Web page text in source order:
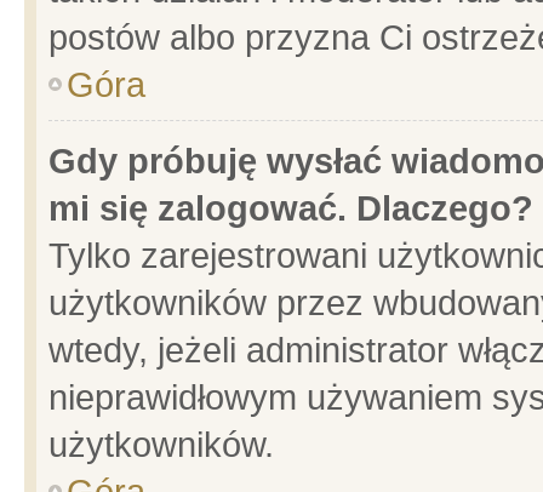
postów albo przyzna Ci
Góra
Gdy próbuję wysłać
mi się zalogować. Dlaczego?
Tylko zarejestrowani
użytkowników przez
wtedy, jeżeli administrator
nieprawidłowym używaniem
użytkowników.